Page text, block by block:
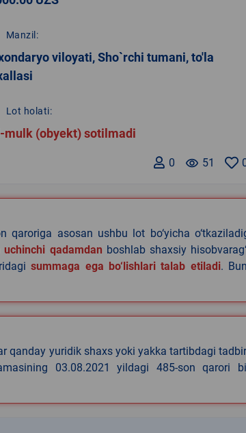
Manzil:
viloyati, Sho`rchi tumani, to'la
Lot holati:
mulk (obyekt) sotilmadi
remove_red_eye 51
0
qaroriga asosan ushbu lot bo‘yicha
uchinchi qadamdan boshlab shaxsiy
summaga ega bo‘lishlari talab etiladi.
qanday yuridik shaxs yoki yakka tartibdagi
03.08.2021 yildagi 485-son qarori